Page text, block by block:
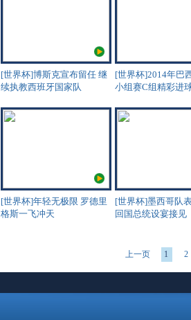
[世界杯]博斯克宣布留任 继
续执教西班牙国家队
[世界杯]2014年巴
小组赛C组精彩进
[世界杯]年轻无极限 罗德里
格斯一飞冲天
[世界杯]墨西哥队
回国总统设宴接见
上一页 1 2